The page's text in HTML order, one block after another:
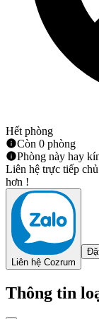
Hết phòng
Còn 0 phòng
Phòng này hay
Liên hệ trực tiếp
hơn !
Liên hệ Cozrum
Thông tin